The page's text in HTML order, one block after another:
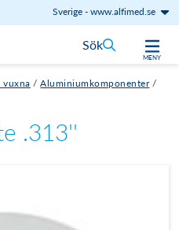
Sverige-www.alfimed.se
MENY
Sök
vuxna / Aluminiumkomponenter /
.313''